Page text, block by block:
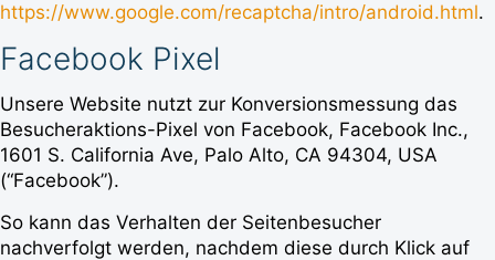
https://www.google.com/recaptcha/intro/android.html.
Facebook Pixel
Unsere Website nutzt zur Konversionsmessung das
Besucheraktions-Pixel von Facebook, Facebook Inc.,
1601 S. California Ave, Palo Alto, CA 94304, USA
(“Facebook”).
So kann das Verhalten der Seitenbesucher
nachverfolgt werden, nachdem diese durch Klick auf